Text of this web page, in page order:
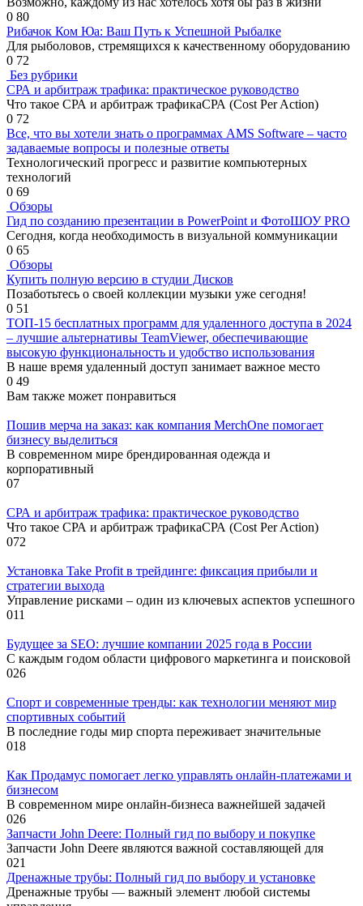
0 80
Рибачок Ком Юа: Ваш Путь к Успешной Рыбалке
Для рыболовов, стремящихся к качественному оборудованию
0 72
Без рубрики
СРА и арбитраж трафика: практическое руководство
Что такое СРА и арбитраж трафикаСРА (Cost Per Action)
0 72
Все, что вы хотели знать о программах AMS Software – часто
задаваемые вопросы и полезные ответы
Технологический прогресс и развитие компьютерных
технологий
0 69
Обзоры
Гид по созданию презентации в PowerPoint и ФотоШОУ PRO
Сегодня, когда необходимость в визуальной коммуникации
0 65
Обзоры
Купить полную версию в студии Дисков
Позаботьтесь о своей коллекции музыки уже сегодня!
0 51
ТОП-15 бесплатных программ для удаленного доступа в 2024
– лучшие альтернативы TeamViewer, обеспечивающие
высокую функциональность и удобство использования
В наше время удаленный доступ занимает важное место
0 49
Вам также может понравиться
Пошив мерча на заказ: как компания MerchOne помогает
бизнесу выделиться
В современном мире брендированная одежда и
корпоративный
07
СРА и арбитраж трафика: практическое руководство
Что такое СРА и арбитраж трафикаСРА (Cost Per Action)
072
Установка Take Profit в трейдинге: фиксация прибыли и
стратегии выхода
Управление рисками – один из ключевых аспектов успешного
011
Будущее за SEO: лучшие компании 2025 года в России
С каждым годом области цифрового маркетинга и поисковой
026
Спорт и современные тренды: как технологии меняют мир
спортивных событий
В последние годы мир спорта переживает значительные
018
Как Продамус помогает легко управлять онлайн-платежами и
бизнесом
В современном мире онлайн-бизнеса важнейшей задачей
026
Запчасти John Deere: Полный гид по выбору и покупке
Запчасти John Deere являются важной составляющей для
021
Дренажные трубы: Полный гид по выбору и установке
Дренажные трубы — важный элемент любой системы